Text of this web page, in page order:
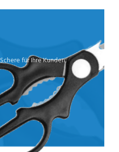
für Ihre Kunden.